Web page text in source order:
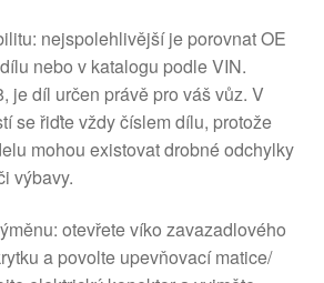
nejspolehlivější je porovnat OE
nebo v katalogu podle VIN.
je díl určen právě pro váš vůz. V
se řiďte vždy číslem dílu, protože
mohou existovat drobné odchylky
výbavy.
otevřete víko zavazadlového
a povolte upevňovací matice/